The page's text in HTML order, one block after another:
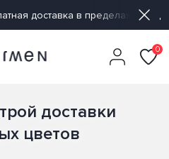
МКАД Доставка от 60
0
доставки
цветов